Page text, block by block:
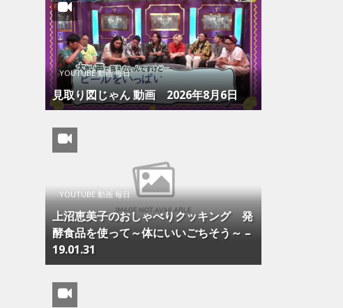
YOUTUBE 動画 毎日
見取り図じゃん 動画 2026年8月6日
YOUTUBE 動画 毎日
上沼恵美子のおしゃべりクッキング 発
酵食品を使って～体にいいごちそう～ –
19.01.31